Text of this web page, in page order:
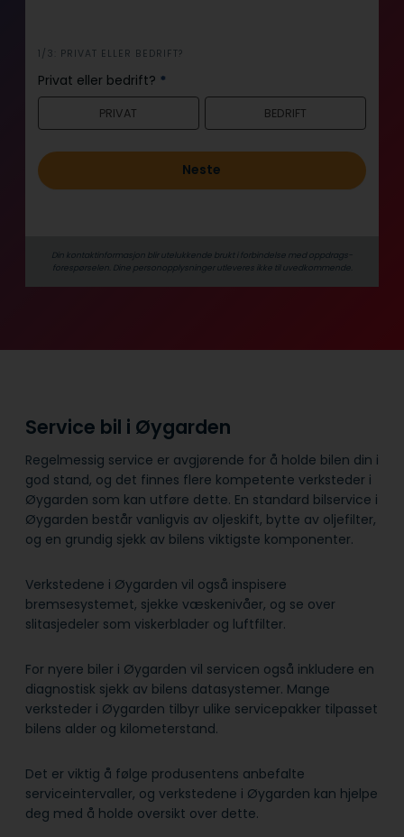
i
n
n
o
d
1/3: PRIVAT ELLER BEDRIFT?
Privat eller bedrift? *
PRIVAT BEDRIFT
Neste
Din kontaktinformasjon blir utelukkende brukt i forbindelse med oppdrags­
forespørselen. Dine person­­opplysninger utleveres ikke til uvedkommende.
Service bil i Øygarden
Regelmessig service er avgjørende for å holde bilen din i
god stand, og det finnes flere kompetente verksteder i
Øygarden som kan utføre dette. En standard bilservice i
Øygarden består vanligvis av oljeskift, bytte av oljefilter,
og en grundig sjekk av bilens viktigste komponenter.
Verkstedene i Øygarden vil også inspisere
bremsesystemet, sjekke væskenivåer, og se over
slitasjedeler som viskerblader og luftfilter.
For nyere biler i Øygarden vil servicen også inkludere en
diagnostisk sjekk av bilens datasystemer. Mange
verksteder i Øygarden tilbyr ulike servicepakker tilpasset
bilens alder og kilometerstand.
Det er viktig å følge produsentens anbefalte
serviceintervaller, og verkstedene i Øygarden kan hjelpe
deg med å holde oversikt over dette.